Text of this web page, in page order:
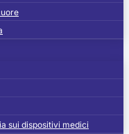
sui dispositivi medici